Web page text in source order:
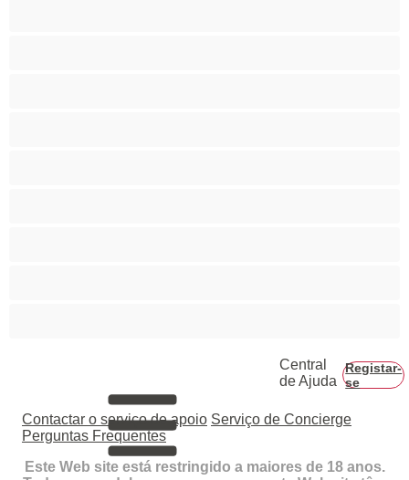
Central
de Ajuda
Registar-
se
Contactar o serviço de apoio Serviço de Concierge
Perguntas Frequentes
Este Web site está restringido a maiores de 18 anos.